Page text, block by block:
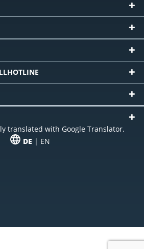
translated with Google Translator.
DE | EN